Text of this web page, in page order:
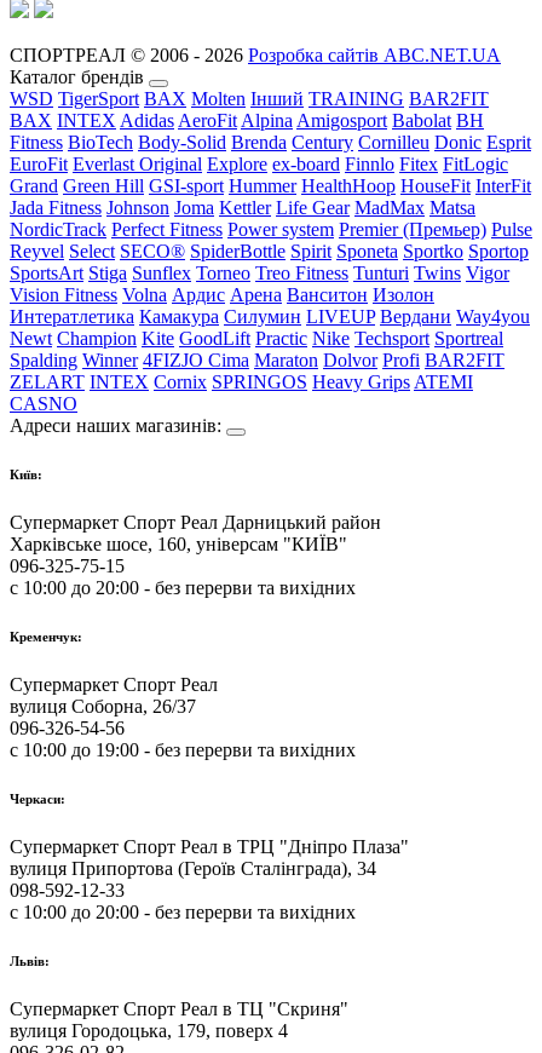
СПОРТРЕАЛ © 2006 - 2026 Розробка сайтів ABC.NET.UA
Каталог брендів
WSD TigerSport BAX Molten Інший TRAINING BAR2FIT
BAX INTEX Adidas AeroFit Alpina Amigosport Babolat BH
Fitness BioTech Body-Solid Brenda Century Cornilleu Donic Esprit
EuroFit Everlast Original Explore ex-board Finnlo Fitex FitLogic
Grand Green Hill GSI-sport Hummer HealthHoop HouseFit InterFit
Jada Fitness Johnson Joma Kettler Life Gear MadMax Matsa
NordicTrack Perfect Fitness Power system Premier (Премьер) Pulse
Reyvel Select SECO® SpiderBottle Spirit Sponeta Sportko Sportop
SportsArt Stiga Sunflex Torneo Treo Fitness Tunturi Twins Vigor
Vision Fitness Volna Ардис Арена Ванситон Изолон
Интератлетика Камакура Силумин LIVEUP Вердани Way4you
Newt Champion Kite GoodLift Practic Nike Techsport Sportreal
Spalding Winner 4FIZJO Cima Maraton Dolvor Profi BAR2FIT
ZELART INTEX Cornix SPRINGOS Heavy Grips ATEMI
CASNO
Адреси наших магазинів:
Київ:
Супермаркет Спорт Реал Дарницький район
Харківське шосе, 160, універсам "КИЇВ"
096-325-75-15
с 10:00 до 20:00 - без перерви та вихідних
Кременчук:
Супермаркет Спорт Реал
вулиця Соборна, 26/37
096-326-54-56
с 10:00 до 19:00 - без перерви та вихідних
Черкаси:
Супермаркет Спорт Реал в ТРЦ "Дніпро Плаза"
вулиця Припортова (Героїв Сталінграда), 34
098-592-12-33
с 10:00 до 20:00 - без перерви та вихідних
Львів:
Супермаркет Спорт Реал в ТЦ "Скриня"
вулиця Городоцька, 179, поверх 4